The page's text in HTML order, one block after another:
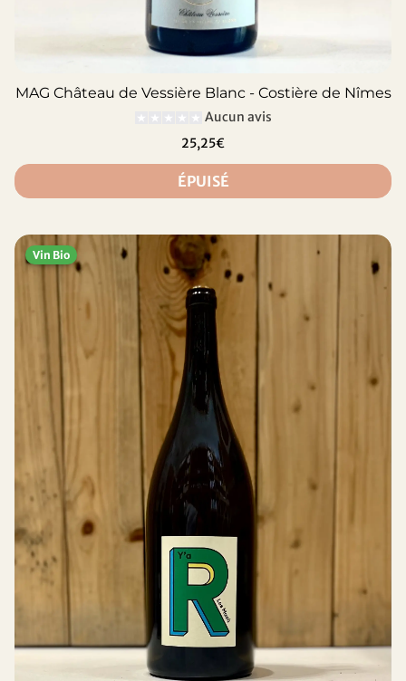
MAG Château de Vessière Blanc - Costière de Nîmes
Aucun avis
25,25€
ÉPUISÉ
Vin Bio